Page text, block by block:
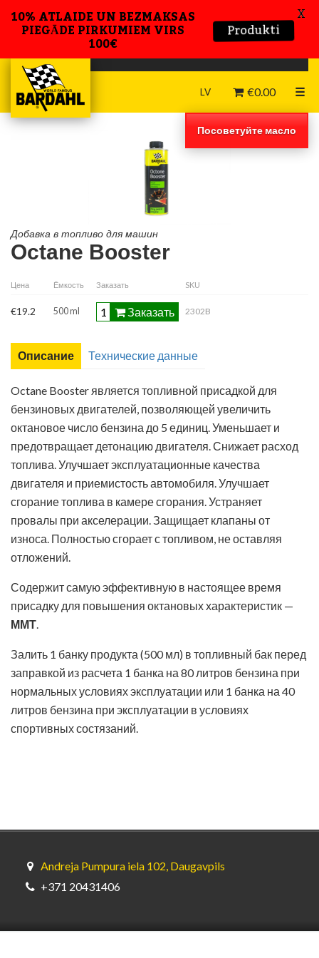
LV
Посоветуйте масло
€0.00 ☰
Добавка в топливо для машин
Octane Booster
Цена Ёмкость Заказать SKU
€19.2 500 ml Заказать 2302B
Описание Технические данные
Octane Booster является топливной присадкой для
бензиновых двигателей, позволяющей увеличить
октановое число бензина до 5 единиц. Уменьшает и
предотвращает детонацию двигателя. Снижает расход
топлива. Улучшает эксплуатационные качества
двигателя и приемистость автомобиля. Улучшает
сгорание топлива в камере сгорания. Устраняет
провалы при акселерации. Защищает клапаны от
износа. Полностью сгорает с топливом, не оставляя
отложений.
Содержит самую эффективную в настоящее время
присадку для повышения октановых характеристик —
ММТ.
Залить 1 банку продукта (500 мл) в топливный бак перед
заправкой из расчета 1 банка на 80 литров бензина при
нормальных условиях эксплуатации или 1 банка на 40
литров бензина при эксплуатации в условиях
спортивных состязаний.
Паспорт безопасности химической продукции
Andreja Pumpura iela 102, Daugavpils
+371 20431406
10% ATLAIDE UN BEZMAKSAS
PIEGĀDE PIRKUMIEM VIRS
100€ Produkti
X